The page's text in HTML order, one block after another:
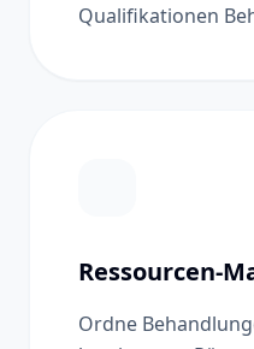
Qualifikationen
Ressourcen-
Ordne